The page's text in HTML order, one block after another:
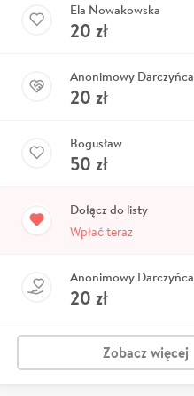
Ela Nowakowska
20 zł
Anonimowy Darczyńca
20 zł
Bogusław
50 zł
Dołącz do listy
Wpłać teraz
Anonimowy Darczyńca
20 zł
Zobacz więcej